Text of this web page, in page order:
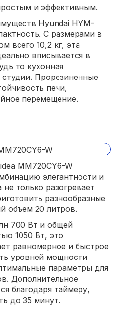
и эффективным.
Hyundai HYM-
С размерами в
всего 10,2 кг, эта
вписывается в
то кухонная
Прорезиненные
печи,
перемещение.
MM720CY6-W
элегантности и
только разогревает
разнообразные
объем 20 литров.
700 Вт и общей
1050 Вт, это
равномерное и быстрое
уровней мощности
параметры для
Дополнительное
благодаря таймеру,
до 35 минут.